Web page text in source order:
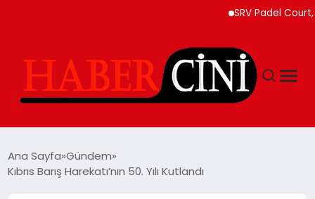
SRV Padel Court, 24
Ana Sayfa Gündem
Kıbrıs Barış Harekatı’nın 50. Yılı Kutlandı